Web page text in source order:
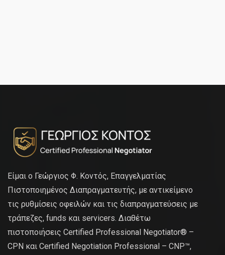
Είμαι ο Γεώργιος Φ. Κοντός, Επαγγελματίας
Πιστοποιημένος Διαπραγματευτής, με αντικείμενο
τις ρυθμίσεις οφειλών και τις διαπραγματεύσεις με
τράπεζες, funds και servicers. Διαθέτω
πιστοποιήσεις Certified Professional Negotiator® –
CPN και Certified Negotiation Professional – CNP™,